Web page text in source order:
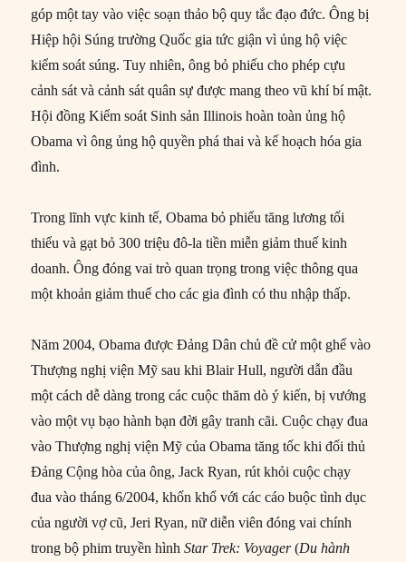
góp một tay vào việc soạn thảo bộ quy tắc đạo đức. Ông bị
Hiệp hội Súng trường Quốc gia tức giận vì ủng hộ việc
kiểm soát súng. Tuy nhiên, ông bỏ phiếu cho phép cựu
cảnh sát và cảnh sát quân sự được mang theo vũ khí bí mật.
Hội đồng Kiểm soát Sinh sản Illinois hoàn toàn ủng hộ
Obama vì ông ủng hộ quyền phá thai và kế hoạch hóa gia
đình.
Trong lĩnh vực kinh tế, Obama bỏ phiếu tăng lương tối
thiểu và gạt bỏ 300 triệu đô-la tiền miễn giảm thuế kinh
doanh. Ông đóng vai trò quan trọng trong việc thông qua
một khoản giảm thuế cho các gia đình có thu nhập thấp.
Năm 2004, Obama được Đảng Dân chủ đề cử một ghế vào
Thượng nghị viện Mỹ sau khi Blair Hull, người dẫn đầu
một cách dễ dàng trong các cuộc thăm dò ý kiến, bị vướng
vào một vụ bạo hành bạn đời gây tranh cãi. Cuộc chạy đua
vào Thượng nghị viện Mỹ của Obama tăng tốc khi đối thủ
Đảng Cộng hòa của ông, Jack Ryan, rút khỏi cuộc chạy
đua vào tháng 6/2004, khốn khổ với các cáo buộc tình dục
của người vợ cũ, Jeri Ryan, nữ diễn viên đóng vai chính
trong bộ phim truyền hìnhStar Trek: Voyager(Du hành